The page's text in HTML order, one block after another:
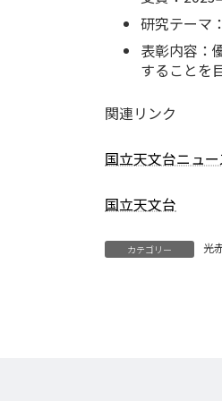
研究テーマ
表彰内容：
することを
関連リンク
国立天文台ニュ
国立天文台
カテゴリー 光